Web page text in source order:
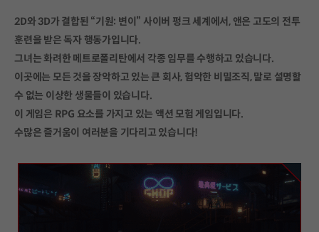
2D와 3D가 결합된 “기원: 변이” 사이버 펑크 세계에서, 앤은 고도의 전투
훈련을 받은 독자 행동가입니다.
그녀는 화려한 메트로폴리탄에서 각종 임무를 수행하고 있습니다.
이곳에는 모든 것을 장악하고 있는 큰 회사, 험악한 비밀조직, 말로 설명할
수 없는 이상한 생물들이 있습니다.
이 게임은 RPG 요소를 가지고 있는 액션 모험 게임입니다.
수많은 즐거움이 여러분을 기다리고 있습니다!